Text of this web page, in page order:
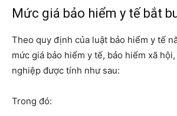
Mức giá bảo hiểm y tế bắt
Theo quy định của luật bảo hiểm y tế
mức giá bảo hiểm y tế, bảo hiểm xã
nghiệp được tính như sau:
Trong đó: